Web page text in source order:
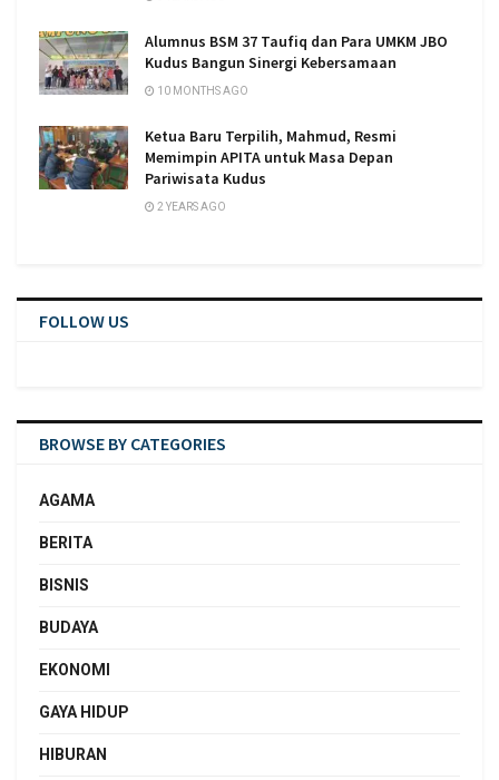
Alumnus BSM 37 Taufiq dan Para UMKM JBO
Kudus Bangun Sinergi Kebersamaan
10 MONTHS AGO
Ketua Baru Terpilih, Mahmud, Resmi
Memimpin APITA untuk Masa Depan
Pariwisata Kudus
2 YEARS AGO
FOLLOW US
BROWSE BY CATEGORIES
AGAMA
BERITA
BISNIS
BUDAYA
EKONOMI
GAYA HIDUP
HIBURAN